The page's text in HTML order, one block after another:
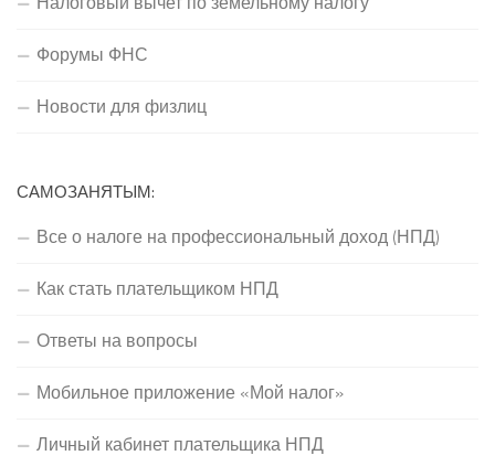
Форумы ФНС
Новости для физлиц
САМОЗАНЯТЫМ:
Все о налоге на профессиональный доход (НПД)
Как стать плательщиком НПД
Ответы на вопросы
Мобильное приложение «Мой налог»
Личный кабинет плательщика НПД